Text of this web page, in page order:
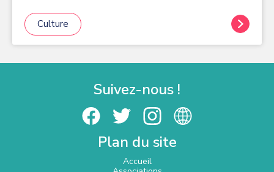
Culture
Suivez-nous !
Plan du site
Accueil